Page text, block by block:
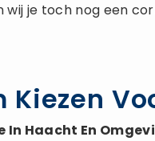
wij je toch nog een
Kiezen
In Haacht En